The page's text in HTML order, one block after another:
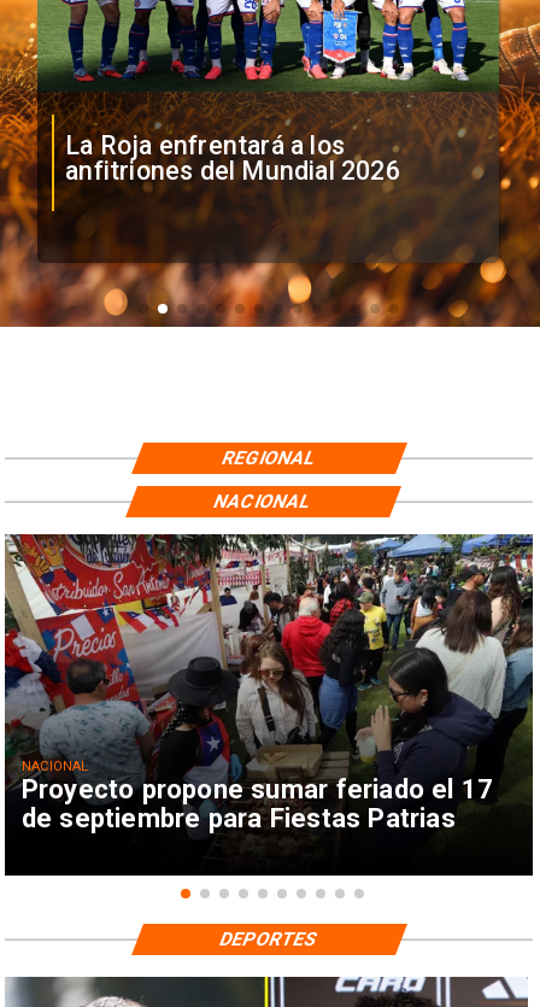
La Roja enfrentará a los
anfitriones del Mundial 2026
REGIONAL
Proyecto propone sumar feriado el 17
de septiembre para Fiestas Patrias
NACIONAL
NACIONAL
DEPORTES